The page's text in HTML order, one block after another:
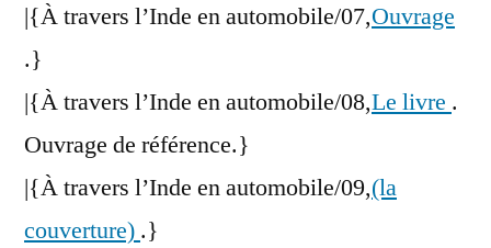
|{À travers l’Inde en automobile/07,Ouvrage
.}
|{À travers l’Inde en automobile/08,Le livre .
Ouvrage de référence.}
|{À travers l’Inde en automobile/09,(la
couverture) .}